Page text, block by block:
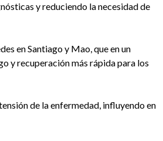
y reduciendo la necesidad de
en Santiago y Mao, que en un
y recuperación más rápida para los
de la enfermedad, influyendo en